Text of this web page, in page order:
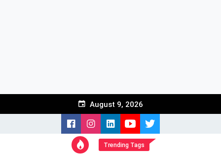
August 9, 2026
Trending Tags